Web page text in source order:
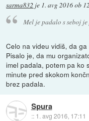
sarma832 je 1. avg 2016 ob
Mel je padalo s seboj
Celo na videu vidiš, da ga
Pisalo je, da mu
imel padala, potem pa ko
minute pred skokom
brez padala.
Spura
:: 1. avg 2016, 17:11